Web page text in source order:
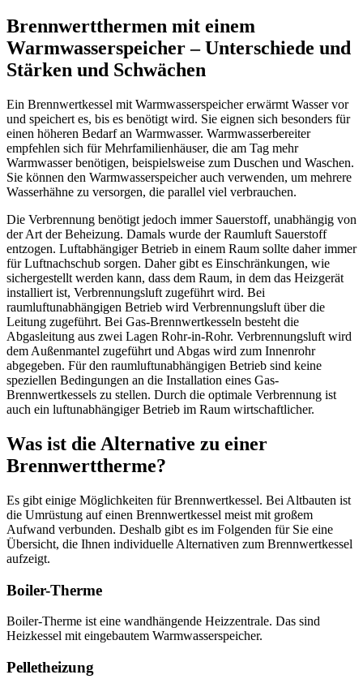
Brennwertthermen mit einem
Warmwasserspeicher – Unterschiede und
Stärken und Schwächen
Ein Brennwertkessel mit Warmwasserspeicher erwärmt Wasser vor
und speichert es, bis es benötigt wird. Sie eignen sich besonders für
einen höheren Bedarf an Warmwasser. Warmwasserbereiter
empfehlen sich für Mehrfamilienhäuser, die am Tag mehr
Warmwasser benötigen, beispielsweise zum Duschen und Waschen.
Sie können den Warmwasserspeicher auch verwenden, um mehrere
Wasserhähne zu versorgen, die parallel viel verbrauchen.
Die Verbrennung benötigt jedoch immer Sauerstoff, unabhängig von
der Art der Beheizung. Damals wurde der Raumluft Sauerstoff
entzogen. Luftabhängiger Betrieb in einem Raum sollte daher immer
für Luftnachschub sorgen. Daher gibt es Einschränkungen, wie
sichergestellt werden kann, dass dem Raum, in dem das Heizgerät
installiert ist, Verbrennungsluft zugeführt wird. Bei
raumluftunabhängigen Betrieb wird Verbrennungsluft über die
Leitung zugeführt. Bei Gas-Brennwertkesseln besteht die
Abgasleitung aus zwei Lagen Rohr-in-Rohr. Verbrennungsluft wird
dem Außenmantel zugeführt und Abgas wird zum Innenrohr
abgegeben. Für den raumluftunabhängigen Betrieb sind keine
speziellen Bedingungen an die Installation eines Gas-
Brennwertkessels zu stellen. Durch die optimale Verbrennung ist
auch ein luftunabhängiger Betrieb im Raum wirtschaftlicher.
Was ist die Alternative zu einer
Brennwerttherme?
Es gibt einige Möglichkeiten für Brennwertkessel. Bei Altbauten ist
die Umrüstung auf einen Brennwertkessel meist mit großem
Aufwand verbunden. Deshalb gibt es im Folgenden für Sie eine
Übersicht, die Ihnen individuelle Alternativen zum Brennwertkessel
aufzeigt.
Boiler-Therme
Boiler-Therme ist eine wandhängende Heizzentrale. Das sind
Heizkessel mit eingebautem Warmwasserspeicher.
Pelletheizung